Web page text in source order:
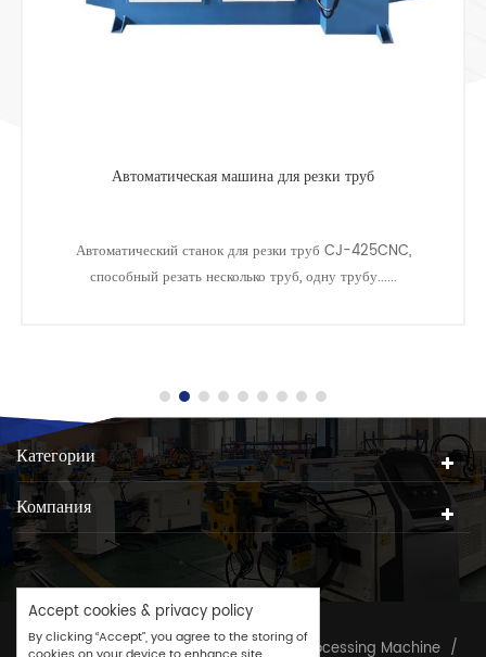
Автоматическая машина для резки труб
Автоматический станок для резки труб CJ-425CNC,
способный резать несколько труб, одну трубу......
Категории
Компания
Copyright © 2026 CJ GROUP / Tube Processing Machine /
Accept cookies & privacy policy
By clicking “Accept”, you agree to the storing of